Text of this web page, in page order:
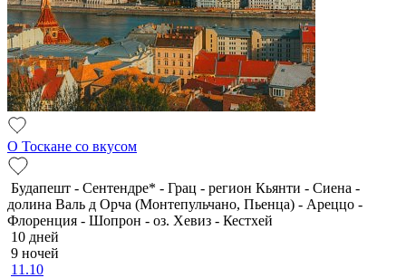
О Тоскане со вкусом
Будапешт - Сентендре* - Грац - регион Кьянти - Сиена -
долина Валь д Орча (Монтепульчано, Пьенца) - Ареццо -
Флоренция - Шопрон - оз. Хевиз - Кестхей
10 дней
9 ночей
11.10